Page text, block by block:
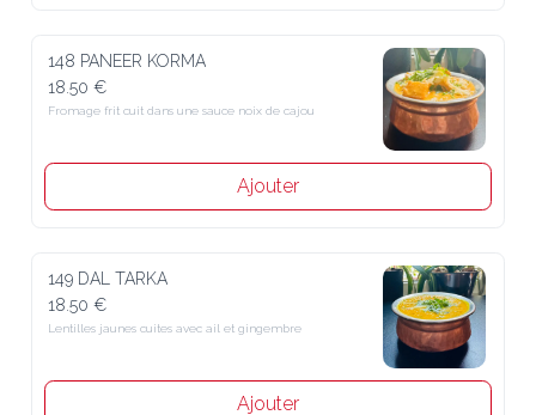
148 PANEER KORMA
18.50 €
Fromage frit cuit dans une sauce noix de cajou
Ajouter
149 DAL TARKA
18.50 €
Lentilles jaunes cuites avec ail et gingembre
Ajouter